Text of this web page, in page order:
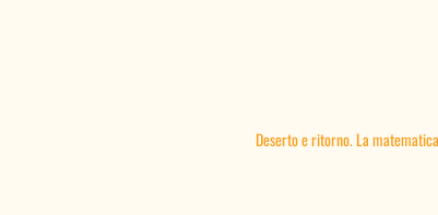
Deserto e ritorno. La